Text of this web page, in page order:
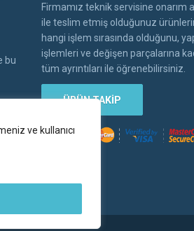
ve kullanıcı
bu
Firmamız teknik servisine onarım
ile teslim etmiş olduğunuz
hangi işlem sırasında olduğunu,
işlemleri ve değişen parçalarına
tüm ayrıntıları ile öğrenebilirsiniz.
ÜRÜN TAKİP